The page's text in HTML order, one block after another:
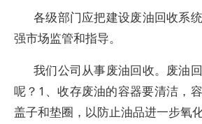
各级部门应把建设废油回收系
强市场监管和指导。
我们公司从事废油回收。废油
呢？1、收存废油的容器要清洁，
盖子和垫圈，以防止油品进一步氧